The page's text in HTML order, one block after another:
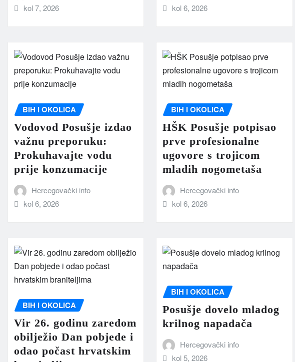
kol 7, 2026
kol 6, 2026
BIH I OKOLICA
Vodovod Posušje izdao
važnu preporuku:
Prokuhavajte vodu
prije konzumacije
Hercegovački info
kol 6, 2026
BIH I OKOLICA
HŠK Posušje potpisao
prve profesionalne
ugovore s trojicom
mladih nogometaša
Hercegovački info
kol 6, 2026
BIH I OKOLICA
Vir 26. godinu zaredom
obilježio Dan pobjede i
odao počast hrvatskim
BIH I OKOLICA
Posušje dovelo mladog
krilnog napadača
Hercegovački info
kol 5, 2026